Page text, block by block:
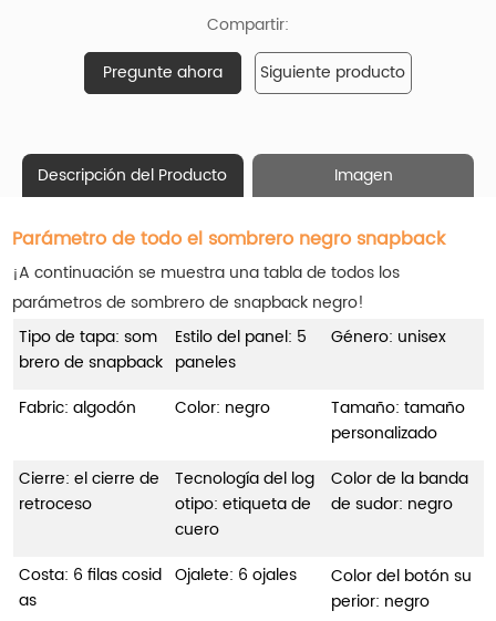
Compartir:
Pregunte ahora
Siguiente producto
Descripción del Producto Imagen
Parámetro de todo el sombrero negro snapback
¡A continuación se muestra una tabla de todos los
parámetros de sombrero de snapback negro!
Tipo de tapa: som
brero de snapback
Estilo del panel: 5
paneles
Género: unisex
Fabric: algodón Color: negro
Tamaño: tamaño
personalizado
Cierre: el cierre de
retroceso
Tecnología del log
otipo: etiqueta de
cuero
Color de la banda
de sudor: negro
Costa: 6 filas cosid
as
Ojalete: 6 ojales
Color del botón su
perior: negro